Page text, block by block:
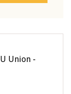
Union -